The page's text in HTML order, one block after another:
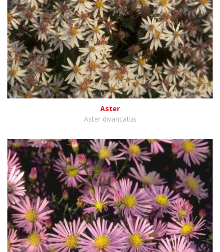
Aster
Aster divaricatus